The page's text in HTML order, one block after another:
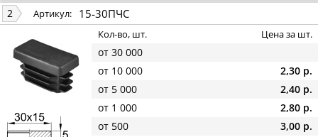
2 Артикул: 15-30ПЧС
Кол-во, шт. Цена за шт.
от 30 000
от 10 000
2,30 р.
от 5 000
2,40 р.
от 1 000
2,80 р.
от 500
3,00 р.